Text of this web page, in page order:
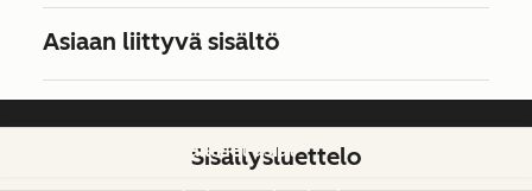
Asiaan liittyvä sisältö
Sisällysluettelo
Lailliset asiat